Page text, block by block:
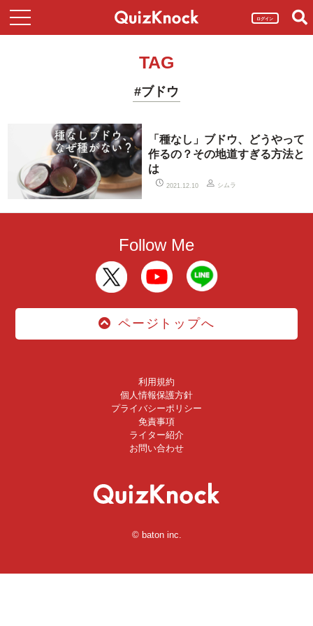
ログイン
TAG
#ブドウ
「種なし」ブドウ、どうやって
作るの？その地道すぎる方法と
は
2021.12.10 シムラ
Follow Me
ページトップへ
利用規約
個人情報保護方針
プライバシーポリシー
免責事項
ライター紹介
お問い合わせ
© baton inc.